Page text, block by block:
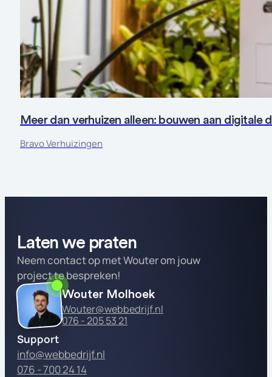
Meer dan verhuizen alleen: bouwen aan digitale
Bravo Verhuizingen
Laten we praten
Neem contact op met Wouter om jouw
project te bespreken!
Wouter Molhoek
Wouter@webbedrijf.nl
076 - 205 53 21
Support
info@webbedrijf.nl
076 - 700 24 14